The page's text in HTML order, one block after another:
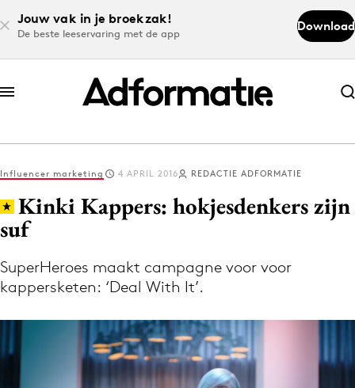
Jouw vak in je broekzak!
De beste leeservaring met de app
Download
Abonneer nu
Abonneer nu
Log in
Volg het laatste nieuws via de Adformatie
Nieuws app
Influencer marketing 4 APRIL 2016 REDACTIE ADFORMATIE
Kinki Kappers: hokjesdenkers zijn
suf
SuperHeroes maakt campagne voor voor
kappersketen: ‘Deal With It’.